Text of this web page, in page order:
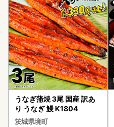
うなぎ蒲焼 3尾 国産 訳あ
り うなぎ 鰻 K1804
茨城県境町